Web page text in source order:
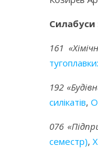
Силабуси
161 «
192
силікатів,
076
семестр),